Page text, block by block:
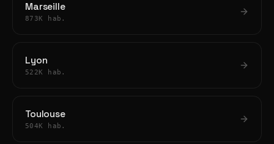
Marseille
873K hab.
Lyon
522K hab.
Toulouse
504K hab.